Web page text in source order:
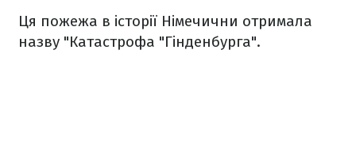
Ця пожежа в історії Німечични отримала
назву "Катастрофа "Гінденбурга".